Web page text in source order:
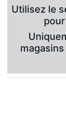
Utilisez le